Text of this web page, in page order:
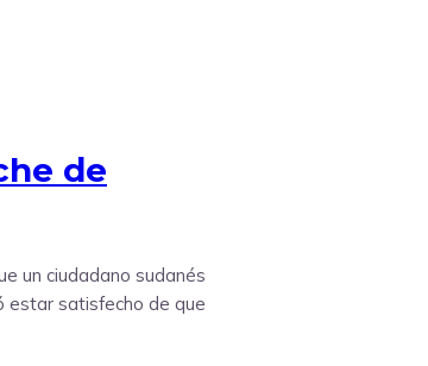
de
un ciudadano sudanés
estar satisfecho de que